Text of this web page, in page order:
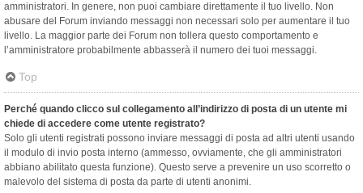
amministratori. In genere, non puoi cambiare direttamente il tuo livello. Non
abusare del Forum inviando messaggi non necessari solo per aumentare il tuo
livello. La maggior parte dei Forum non tollera questo comportamento e
l’amministratore probabilmente abbasserà il numero dei tuoi messaggi.
Top
Perché quando clicco sul collegamento all’indirizzo di posta di un utente mi
chiede di accedere come utente registrato?
Solo gli utenti registrati possono inviare messaggi di posta ad altri utenti usando
il modulo di invio posta interno (ammesso, ovviamente, che gli amministratori
abbiano abilitato questa funzione). Questo serve a prevenire un uso scorretto o
malevolo del sistema di posta da parte di utenti anonimi.